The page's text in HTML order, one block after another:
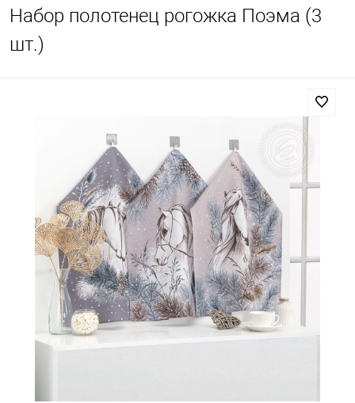
Набор полотенец рогожка Поэма (3
шт.)